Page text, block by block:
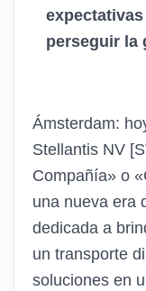
perseguir la
Ámsterdam:
Stellantis NV
Compañía» o
una nueva era
dedicada a
un transporte
soluciones en